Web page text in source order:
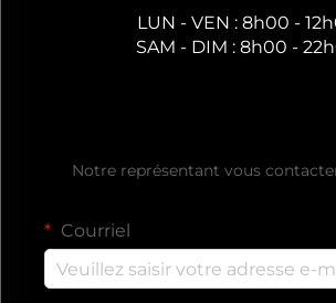
LUN - VEN : 8h00 -
SAM - DIM : 8h00 -
Notre représentant vous
Courriel